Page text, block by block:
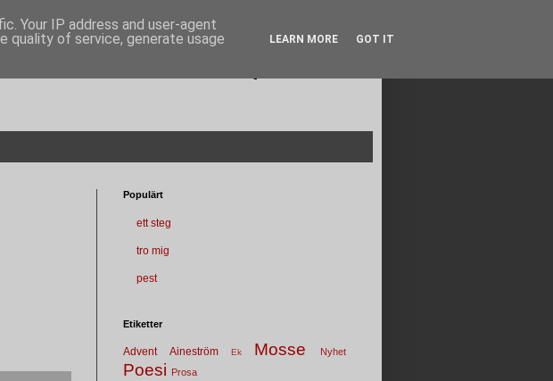
Populärt
ett steg
tro mig
pest
Etiketter
Advent Aineström Ek Mosse Nyhet
Poesi Prosa
Your IP address and user-agent
quality of service, generate usage
LEARN MORE GOT IT